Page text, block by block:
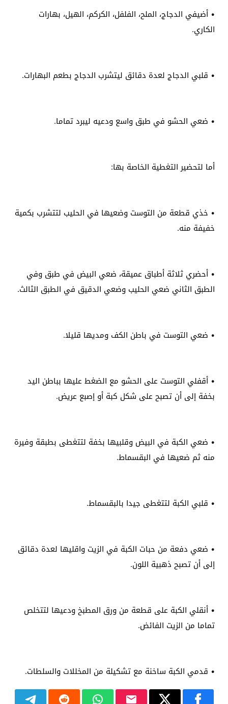
• أضيفي الدجاج، الملح، الفلفل، الكركم، الهيل، بهارات
الكاري.
• قلبي الدجاج لعدة دقائق ليتشرب الدجاج بطعم البهارات.
• ضعي الحشو في طبق واسع ودعيه ليبرد تماما.
أما لتحضير التغطية الخاصة بها:
• خذي قطعة من التوست وضعيها في الحليب لتتشرب بكمية
خفيفة منه.
• أحضري ثلاثة أطباق عميقة، ضعي البيض في طبق وفي
الطبق الثاني ضعي الحليب وضعي الدقيق في الطبق الثالث.
• ضعي التوست في باطن الكف ومديها قليلا.
• أقفلي التوست على الحشو مع الضغط عليها بباطن اليد
بخفة إلى أن تصبح على شكل كبة أو إصبع عريض.
• ضعي الكبة في البيض وقلبيها بخفة لتتغطى بطبقة وفيرة
منه ثم ضعيها في البقسماط.
• قلبي الكبة لتتغطى جيدا بالبقسماط.
• ضعي دفعة من حبات الكبة في الزيت واقليها لعدة دقائق
إلى أن تصبح ذهبية اللون.
• أنقلي الكبة على قطعة من ورق المطبخ ودعيها لتتخلص
تماما من الزيت الفائض.
• قدمي الكبة ساخنة مع تشكيلة من المخللات والسلطات.